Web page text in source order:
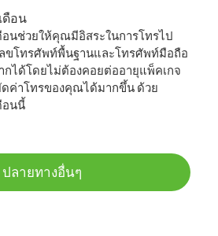
ดือน
อนช่วยให้คุณมีอิสระในการโทรไป
ลขโทรศัพท์พื้นฐานและโทรศัพท์มือถือ
กได้โดยไม่ต้องคอยต่ออายุแพ็คเกจ
ค่าโทรของคุณได้มากขึ้น ด้วย
อนนี้
ปลายทางอื่นๆ